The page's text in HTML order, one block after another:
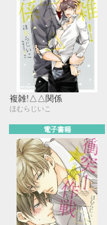
複雑!△△関係
ほむらじいこ
電子書籍